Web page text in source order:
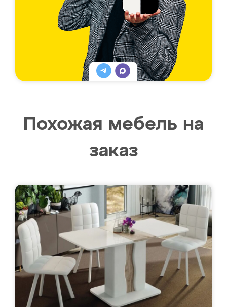
Похожая мебель на
заказ